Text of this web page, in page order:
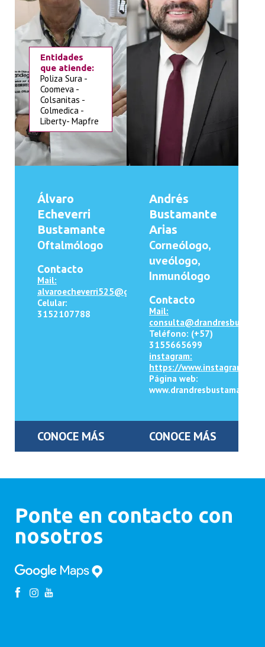
Entidades
que atiende:
Poliza Sura -
Coomeva -
Colsanitas -
Colmedica -
Liberty- Mapfre
Álvaro
Echeverri
Bustamante
Oftalmólogo
Contacto
Mail:
alvaroecheverri525@gmail.com
Celular:
3152107788
CONOCE MÁS
Andrés
Bustamante
Arias
Corneólogo,
uveólogo,
Inmunólogo
Contacto
Mail:
Teléfono: (+57)
3155665699
instagram:
https://
Página web:
CONOCE MÁS
Ponte en contacto con
nosotros